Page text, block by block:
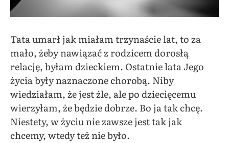
Tata umarł jak miałam trzynaście lat, to za
mało, żeby nawiązać z rodzicem dorosłą
relację, byłam dzieckiem. Ostatnie lata Jego
życia były naznaczone chorobą. Niby
wiedziałam, że jest źle, ale po dziecięcemu
wierzyłam, że będzie dobrze. Bo ja tak chcę.
Niestety, w życiu nie zawsze jest tak jak
chcemy, wtedy też nie było.